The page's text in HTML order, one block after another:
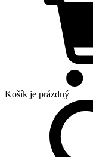
Košík je prázdný